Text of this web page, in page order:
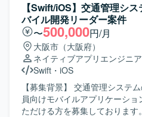
【Swift/iOS】交通管理シ
バイル開発リーダー案件
〜500,000円/月
大阪市（大阪府）
ネイティブアプリエンジニア
Swift ・ iOS
【募集背景】 交通管理システ
員向けモバイルアプリケーシ
ただける方を募集しております。 【作業内容】 現場巡回